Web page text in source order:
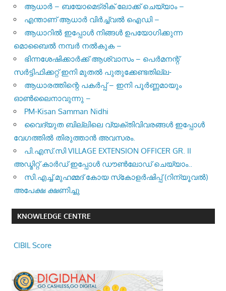
ആധാർ – ബയോമെട്രിക് ലോക്ക് ചെയ്യാം –
എന്താണ് ആധാർ വിർച്ച്വൽ ഐഡി –
ആധാറിൽ ഇപ്പോൾ നിങ്ങൾ ഉപയോഗിക്കുന്ന
മൊബൈൽ നമ്പർ നൽകുക –
ഭിന്നശേഷിക്കാർക്ക് ആശ്വാസം – പെർമനന്റ്
സർട്ടിഫിക്കറ്റ് ഇനി മുതൽ പുതുക്കേണ്ടതില്ല-
ആധാരത്തിന്റെ പകർപ്പ് – ഇനി പൂർണ്ണമായും
ഓൺലൈനാവുന്നു –
PM-Kisan Samman Nidhi
വൈദ്യുത ബില്ലിലെ വ്യക്തിവിവരങ്ങൾ ഇപ്പോൾ
വേഗത്തിൽ തിരുത്താൻ അവസരം.
പി.എസ്.സി VILLAGE EXTENSION OFFICER GR. II
അഡ്മിറ്റ് കാർഡ് ഇപ്പോൾ ഡൗൺലോഡ് ചെയ്യാം..
സി.എച്ച്.മുഹമ്മദ് കോയ സ്‌കോളർഷിപ്പ് (റിന്യൂവൽ)
അപേക്ഷ ക്ഷണിച്ചു
KNOWLEDGE CENTRE
CIBIL Score